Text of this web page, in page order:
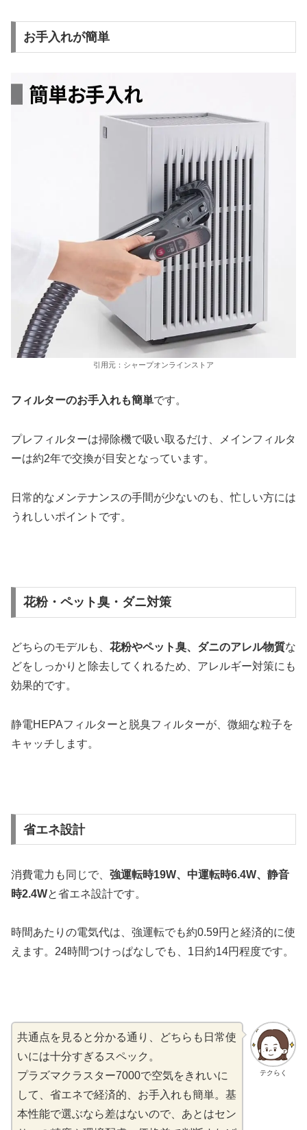
お手入れが簡単
引用元：シャープオンラインストア
フィルターのお手入れも簡単です。
プレフィルターは掃除機で吸い取るだけ、メインフィルタ
ーは約2年で交換が目安となっています。
日常的なメンテナンスの手間が少ないのも、忙しい方には
うれしいポイントです。
花粉・ペット臭・ダニ対策
どちらのモデルも、 花粉やペット臭、ダニのアレル物質な
どをしっかりと除去してくれるため、アレルギー対策にも
効果的です。
静電HEPAフィルターと脱臭フィルターが、微細な粒子を
キャッチします。
省エネ設計
消費電力も同じで、 強運転時19W、中運転時6.4W、静音
時2.4Wと省エネ設計です。
時間あたりの電気代は、強運転でも約0.59円と経済的に使
えます。24時間つけっぱなしでも、1日約14円程度です。
テクらく
共通点を見ると分かる通り、どちらも日常使
いには十分すぎるスペック。
プラズマクラスター7000で空気をきれいに
して、省エネで経済的、お手入れも簡単。基
本性能で選ぶなら差はないので、あとはセン